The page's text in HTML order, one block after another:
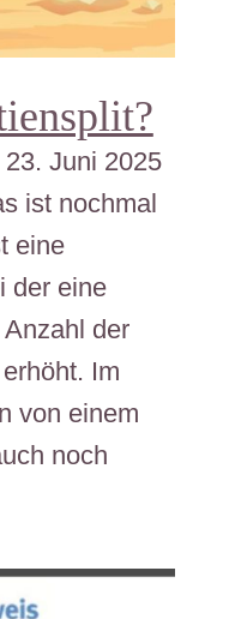
Juni 2025
ist nochmal
eine
der eine
der
Im
von einem
noch